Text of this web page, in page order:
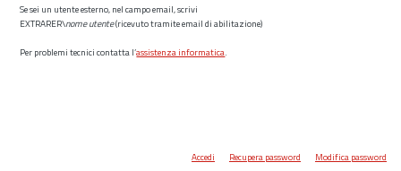
Se sei un utente esterno, nel campo email, scrivi
EXTRARER\nome utente(ricevuto tramite email di abilitazione)
Per problemi tecnici contatta l’assistenza informatica.
Accedi Recupera password Modifica password